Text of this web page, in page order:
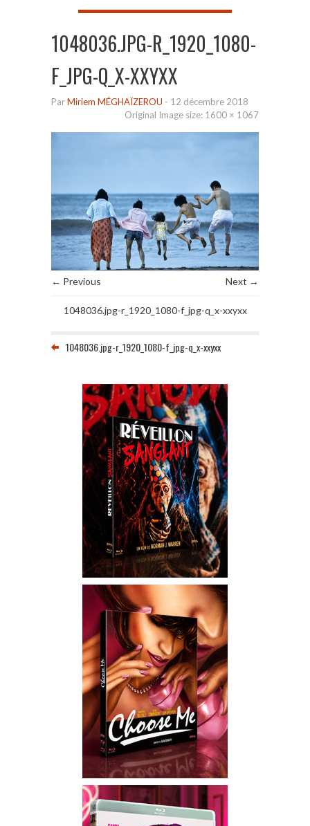
1048036.JPG-R_1920_1080-
F_JPG-Q_X-XXYXX
ParMiriem MÉGHAÏZEROU - 12 décembre 2018
Original Image size: 1600 × 1067
← Previous Next →
1048036.jpg-r_1920_1080-f_jpg-q_x-xxyxx
1048036.jpg-r_1920_1080-f_jpg-q_x-xxyxx